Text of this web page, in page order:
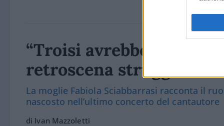
“Troisi avrebbe salvato
retroscena struggente
La moglie Fabiola Sciabbarrasi racconta il
nascosto nell’ultimo concerto del cantautore
di Ivan Mazzoletti